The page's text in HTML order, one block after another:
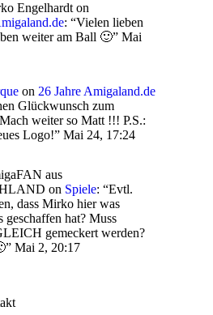
Engelhardton
: “Vielen lieben
weiter am Ball 🙂” Mai
on 26 Jahre Amigaland.de
Glückwunsch zum
weiter so Matt !!! P.S.:
Logo!” Mai 24, 17:24
aus
on Spiele: “Evtl.
dass Mirko hier was
geschaffen hat? Muss
gemeckert werden?
” Mai 2, 20:17